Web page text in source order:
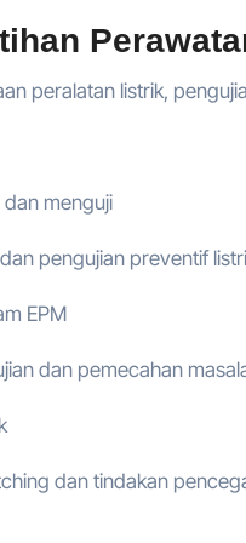
peralatan listrik,
menguji
pengujian preventif
EPM
dan pemecahan
dan tindakan